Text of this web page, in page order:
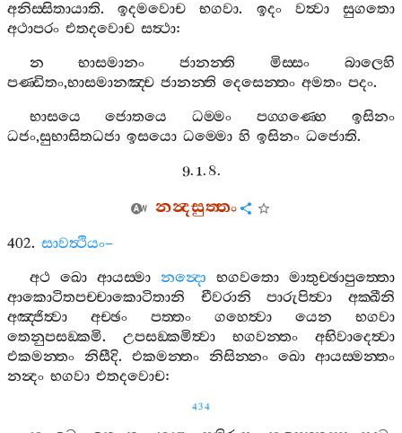
අනිස‍්සිතායාති.ඉදමවොච භගවා. ඉදං වත්‍වා
සුගතො
අථාපරං එතදවොච සත්‍ථා:
න
භාසමානං ජානන‍්ති මිස‍්සං
බාලෙහි
පණ‍්ඩිතං,භාසමානඤ‍්ච ජානන‍්ති දෙසෙන‍්තං අමතං පදං.
භාසයෙ
ජොතයෙ ධම‍්මං පග‍්ගණ‍්හෙ
ඉසිනං
ධජං,සුභාසිතධජා ඉසයො ධම‍්මො හි ඉසිනං ධජොති.
9. 1. 8.
නන්‍දසුත‍්තං
402. සාවත්‍ථියං–
අථ ඛො ආයස‍්මා නන්‍දො භගවතො මාතුච‍්ඡාපුත‍්තො
ආකොටිතපච‍්චාකොටිතානි
චීවරානි පාරුපිත්‍වා
අක‍්ඛීනි
අඤ‍්ජිත්‍වා
අච‍්ඡං පත‍්තං ගහෙත්‍වා යෙන
භගවා
තෙනුපසඞ‍්කමි. උපසඞ‍්කමිත්‍වා භගවන‍්තං
අභිවාදෙත්‍වා
එකමන‍්තං නිසීදි. එකමන‍්තං නිසින‍්නං ඛො ආයස‍්මන‍්තං
නන්‍දං භගවා එතදවොච:
434